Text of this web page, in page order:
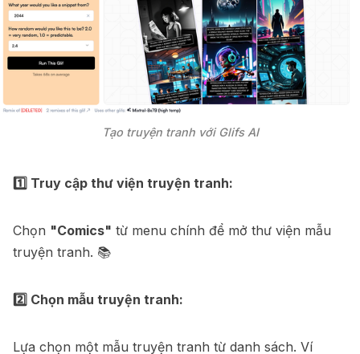
Tạo truyện tranh với Glifs AI
1️⃣ Truy cập thư viện truyện tranh:
Chọn "Comics" từ menu chính để mở thư viện mẫu
truyện tranh. 📚
2️⃣ Chọn mẫu truyện tranh:
Lựa chọn một mẫu truyện tranh từ danh sách. Ví